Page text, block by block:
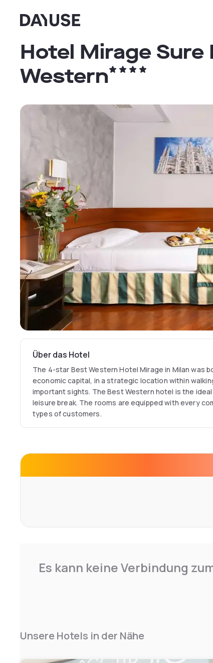
Dayuse
Hotel Mirage
Western
Über das Hotel
The 4-star Best Western Hotel Mirage in Milan was
economic capital, in a strategic location within
important sights. The Best Western hotel is the
leisure break. The rooms are equipped with every
types of customers.
Es kann keine Verbindung
Unsere Hotels in der Nähe